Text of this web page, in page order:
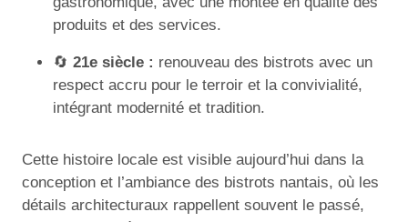
produits et des services.
🔄 21e siècle : renouveau des bistrots avec un
respect accru pour le terroir et la convivialité,
intégrant modernité et tradition.
Cette histoire locale est visible aujourd’hui dans la
conception et l’ambiance des bistrots nantais, où les
détails architecturaux rappellent souvent le passé,